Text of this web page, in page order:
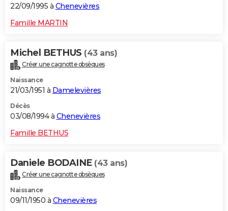
22/09/1995 à Chenevières
Famille MARTIN
Michel BETHUS (43 ans)
Créer une cagnotte obsèques
Naissance
21/03/1951 à Damelevières
Décès
03/08/1994 à Chenevières
Famille BETHUS
Daniele BODAINE (43 ans)
Créer une cagnotte obsèques
Naissance
09/11/1950 à Chenevières